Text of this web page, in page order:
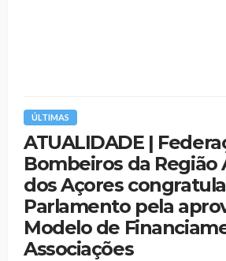
ÚLTIMAS
ATUALIDADE |
Bombeiros da
dos Açores congratula
Parlamento pela
Modelo de
Associações